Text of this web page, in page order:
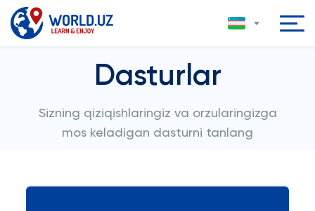
Dasturlar
Sizning qiziqishlaringiz va orzularingizga
mos keladigan dasturni tanlang